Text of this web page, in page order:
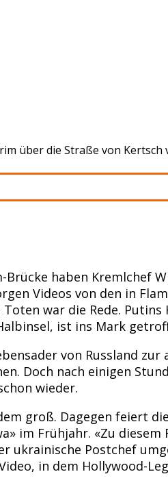
über die Straße von Kertsch
Brücke haben Kremlchef
Videos von den in
war die Rede. Putins
ist ins Mark
von Russland
Doch nach einigen
wieder.
groß. Dagegen feiert
im Frühjahr. «Zu
Postchef
in dem Hollywood-